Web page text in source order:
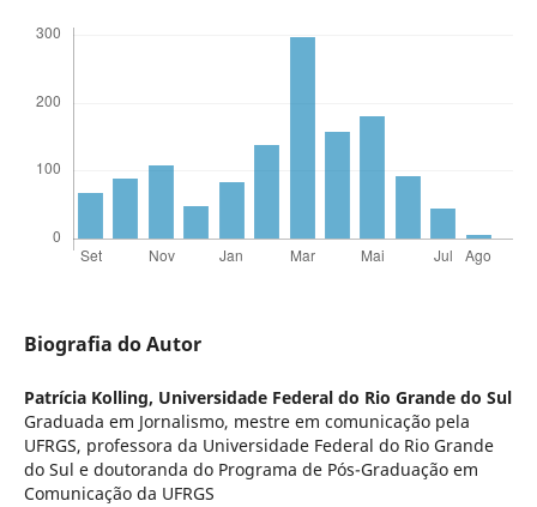
Biografia do Autor
Patrícia Kolling, Universidade Federal do Rio Grande do Sul
Graduada em Jornalismo, mestre em comunicação pela
UFRGS, professora da Universidade Federal do Rio Grande
do Sul e doutoranda do Programa de Pós-Graduação em
Comunicação da UFRGS